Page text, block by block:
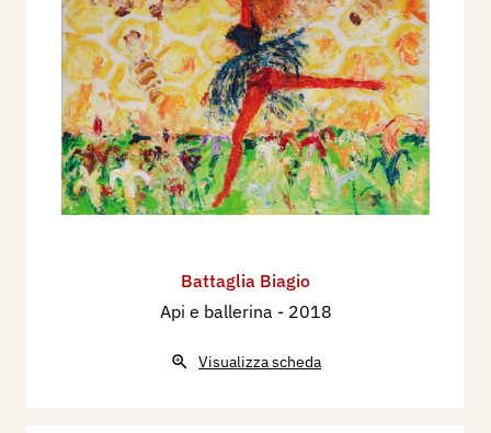
Battaglia Biagio
Api e ballerina - 2018
Visualizza scheda